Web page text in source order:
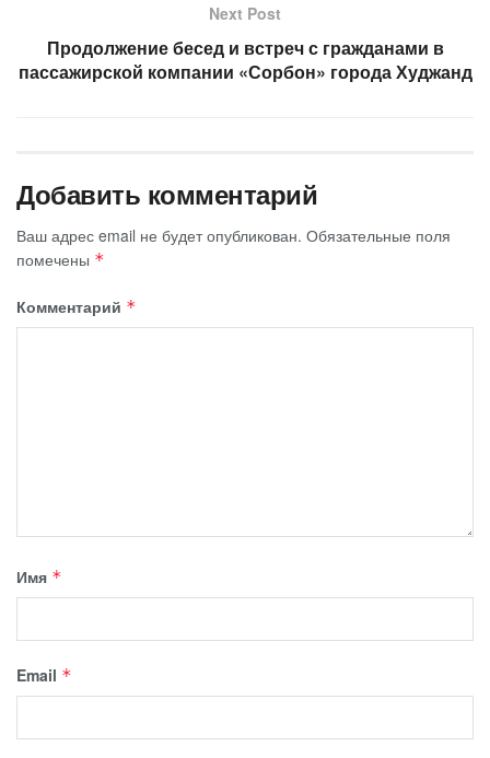
Next Post
Продолжение бесед и встреч с гражданами в
пассажирской компании «Сорбон» города Худжанд
Добавить комментарий
Ваш адрес email не будет опубликован. Обязательные поля
помечены *
Комментарий *
Имя *
Email *